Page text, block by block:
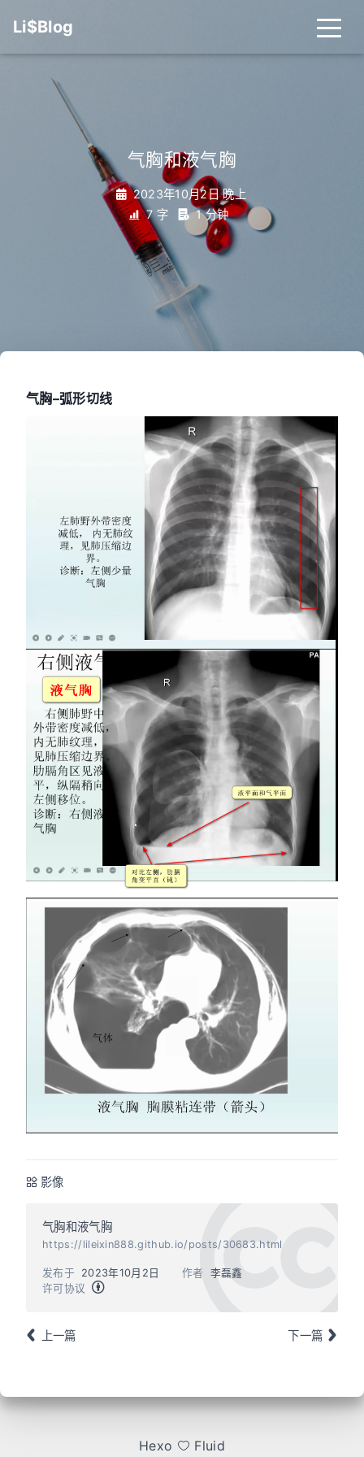
Li$Blog
气胸和液气胸
2023年10月2日 晚上
7 字
1 分钟
气胸–弧形切线
影像
气胸和液气胸
https://lileixin888.github.io/posts/30683.html
作者 李磊鑫
发布于
2023年10月2日
许可协议
上一篇 下一篇
Hexo Fluid